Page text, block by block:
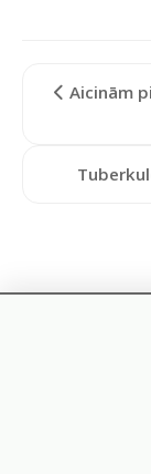
Aicinām